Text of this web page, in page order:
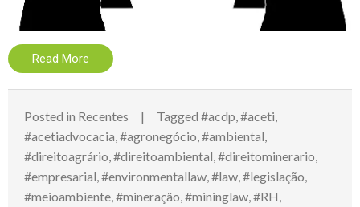
Read More
Posted in Recentes Tagged #acdp #aceti
#acetiadvocacia #agronegócio #ambiental
#direitoagrário #direitoambiental #direitominerario
#empresarial #environmentallaw #law #legislação
#meioambiente #mineração #mininglaw #RH